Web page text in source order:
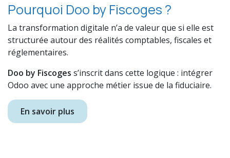
Pourquoi Doo by Fiscoges ?
La transformation digitale n’a de valeur que si elle est
structurée autour des réalités comptables, fiscales et
réglementaires.
Doo by Fiscoges s’inscrit dans cette logique : intégrer
Odoo avec une approche métier issue de la fiduciaire.
En savoir plus